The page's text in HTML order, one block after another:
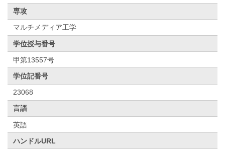
専攻
マルチメディア工学
学位授与番号
甲第13557号
学位記番号
23068
言語
英語
ハンドルURL